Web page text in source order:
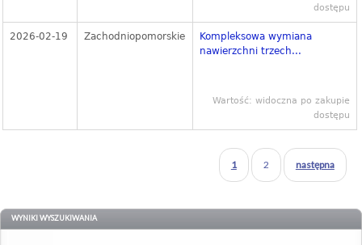
dostępu
2026-02-19 Zachodniopomorskie
Kompleksowa wymiana
nawierzchni trzech...
Wartość: widoczna po zakupie
dostępu
1 2 następna
WYNIKI WYSZUKIWANIA